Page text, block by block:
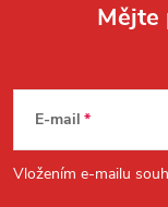
p
Mějte
E-mail
Vložením e-mailu